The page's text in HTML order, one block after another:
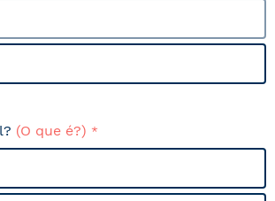
(O que é?)